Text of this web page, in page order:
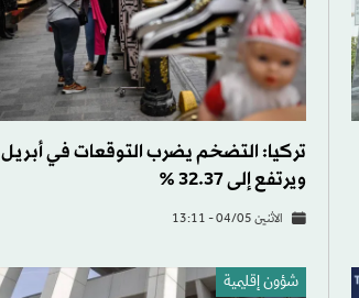
تركيا: التضخم يضرب التوقعات في أبريل
ويرتفع إلى 32.37 %
الاثنين 04/05 - 13:11
شؤون إقليمية